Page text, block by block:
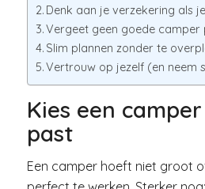
Denk aan je verzekering als
Vergeet geen goede camper
Slim plannen zonder te
Vertrouw op jezelf (en neem
Kies een
past
Een camper hoeft niet groot